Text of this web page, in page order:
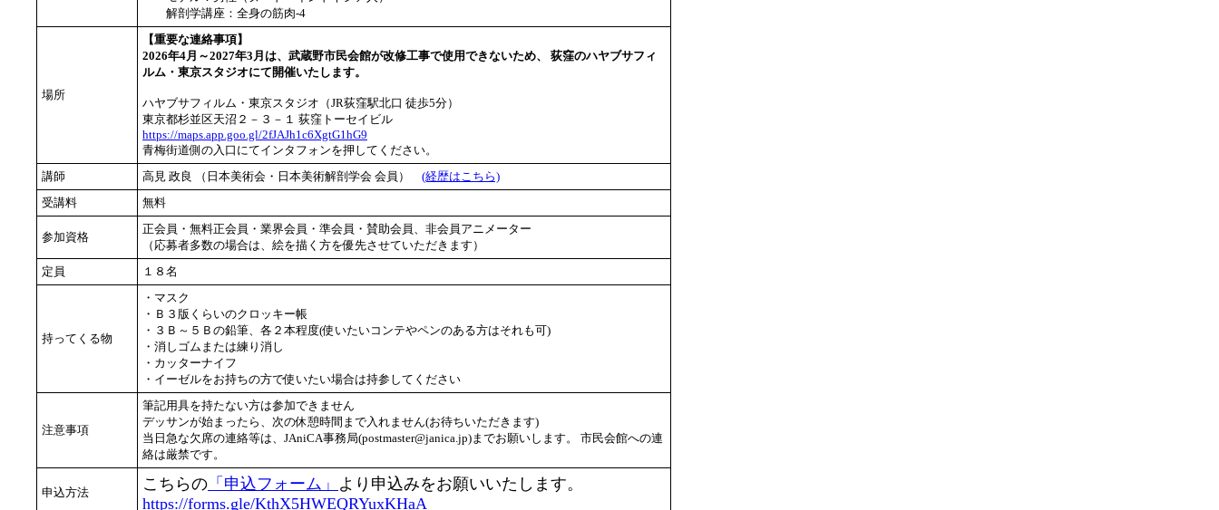
解剖学講座：全身の筋肉-4
場所
【重要な連絡事項】
2026年4月～2027年3月は、武蔵野市民会館が改修工事で使用できないため、 荻窪のハヤブサフィ
ルム・東京スタジオにて開催いたします。
ハヤブサフィルム・東京スタジオ（JR荻窪駅北口 徒歩5分）
東京都杉並区天沼２－３－１ 荻窪トーセイビル
https://maps.app.goo.gl/2fJAJh1c6XgtG1hG9
青梅街道側の入口にてインタフォンを押してください。
講師
高見 政良 （日本美術会・日本美術解剖学会 会員） (経歴はこちら)
受講料
無料
参加資格
正会員・無料正会員・業界会員・準会員・賛助会員、非会員アニメーター
（応募者多数の場合は、絵を描く方を優先させていただきます）
定員
１８名
持ってくる物
・マスク
・Ｂ３版くらいのクロッキー帳
・３Ｂ～５Ｂの鉛筆、各２本程度(使いたいコンテやペンのある方はそれも可)
・消しゴムまたは練り消し
・カッターナイフ
・イーゼルをお持ちの方で使いたい場合は持参してください
注意事項
筆記用具を持たない方は参加できません
デッサンが始まったら、次の休憩時間まで入れません(お待ちいただきます)
当日急な欠席の連絡等は、JAniCA事務局(postmaster@janica.jp)までお願いします。 市民会館への連
絡は厳禁です。
申込方法 こちらの 「申込フォーム」 より申込みをお願いいたします。
https://forms.gle/KthX5HWEQRYuxKHaA